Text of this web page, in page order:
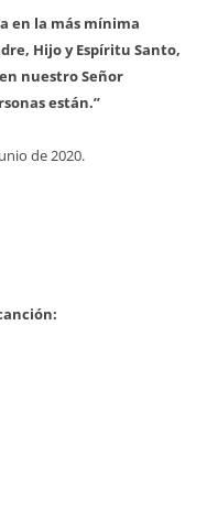
en la más mínima
Hijo y Espíritu Santo,
nuestro Señor
están.”
de 2020.